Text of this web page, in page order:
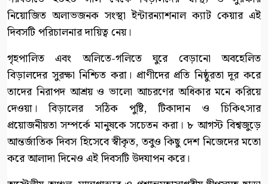
নিয়োজিত অলাভজনক সংস্থা ইন্টারন্যাশনাল ক্যাট কেয়ার এই
দিবসটি পরিচালনার দায়িত্ব নেয়।
গৃহপালিত এবং অলিতে-গলিতে ঘুরে বেড়ানো অবহেলিত
বিড়ালদের সুরক্ষা নিশ্চিত করা। প্রাণীদের প্রতি নিষ্ঠুরতা দূর করে
তাদের নিরাপদ আশ্রয় ও ভালো আচরণের অধিকার মনে করিয়ে
দেওয়া। বিড়ালের সঠিক পুষ্টি, টিকাদান ও চিকিৎসার
প্রয়োজনীয়তা সম্পর্কে মানুষকে সচেতন করা। ৮ আগস্ট বিশ্বজুড়ে
আন্তর্জাতিক দিবস হিসেবে স্বীকৃত, তবুও কিছু দেশ নিজেদের মতো
করে আলাদা দিনেও এই দিবসটি উদযাপন করে।